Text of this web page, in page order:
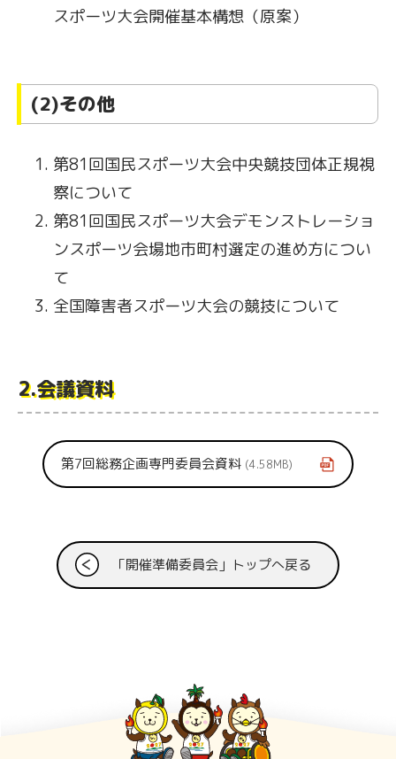
スポーツ大会開催基本構想（原案）
(2)その他
第81回国民スポーツ大会中央競技団体正規視
察について
第81回国民スポーツ大会デモンストレーショ
ンスポーツ会場地市町村選定の進め方につい
て
全国障害者スポーツ大会の競技について
2.会議資料
第7回総務企画専門委員会資料 4.58MB
「開催準備委員会」トップへ戻る